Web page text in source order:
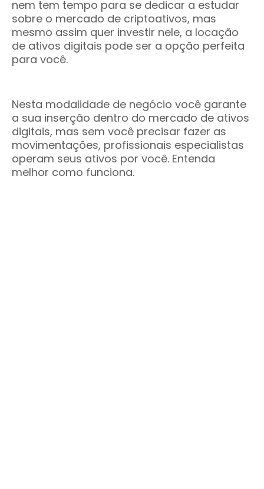
nem tem tempo para se dedicar a estudar
sobre o mercado de criptoativos, mas
mesmo assim quer investir nele, a locação
de ativos digitais pode ser a opção perfeita
para você.
Nesta modalidade de negócio você garante
a sua inserção dentro do mercado de ativos
digitais, mas sem você precisar fazer as
movimentações, profissionais especialistas
operam seus ativos por você. Entenda
melhor como funciona.